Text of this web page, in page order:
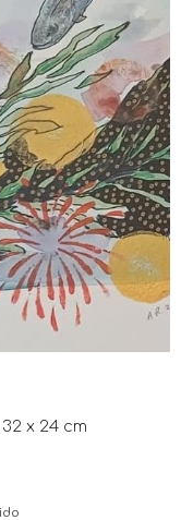
x 24 cm